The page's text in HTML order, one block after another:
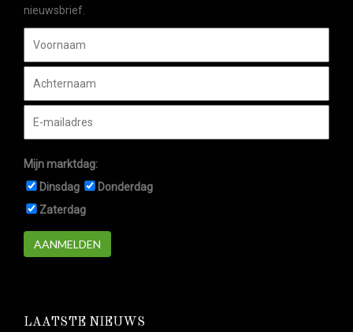
nieuwsbrief.
Mijn marktdag:
Dinsdag
Donderdag
Zaterdag
AANMELDEN
LAATSTE NIEUWS